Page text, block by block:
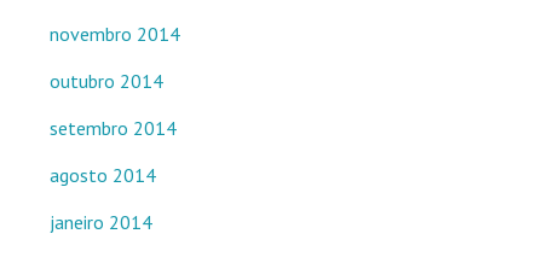
novembro 2014
outubro 2014
setembro 2014
agosto 2014
janeiro 2014